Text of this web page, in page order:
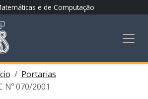
e de Computação
Portarias
Nº 070/2001